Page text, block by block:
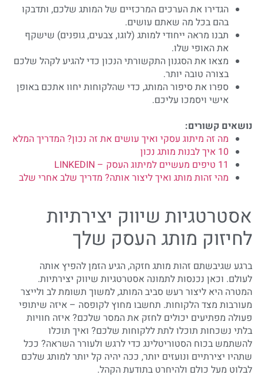
הגדירו את הערכים המרכזיים של המותג שלכם, ותדבקו
בהם בכל מה שאתם עושים.
תבנו מראה ייחודי למותג (לוגו, צבעים, גופנים) שישקף
את האופי שלו.
מצאו את הסגנון התקשורתי הנכון כדי להגיע לקהל שלכם
בצורה טובה יותר.
ספרו את סיפור המותג, כדי שהלקוחות יחוו אתכם באופן
אישי ויסמכו עליכם.
נושאים קשורים:
מה זה מיתוג עסקי ואיך עושים את זה נכון? המדריך המלא
10 איך לבנות מותג נכון
11 טיפים מעשיים למיתוג העסק – LINKEDIN
מהי זהות מותג ואיך ליצור אותה? מדריך שלב אחרי שלב
אסטרטגיות שיווק יצירתיות
לחיזוק מותג העסק שלך
ברגע שגיבשתם זהות מותג חזקה, הגיע הזמן להפיץ אותה
לעולם. וכאן נכנסות לתמונה אסטרטגיות שיווק יצירתיות.
המטרה היא ליצור רעש סביב המותג, למשוך תשומת לב ולייצר
מעורבות מצד הלקוחות. תחשבו מחוץ לקופסה – איזה שיתופי
פעולה מפתיעים יכולים לחזק את המסר שלכם? איזה חוויות
בלתי נשכחות תוכלו לתת ללקוחות שלכם? ואיך תוכלו
להשתמש בכוח הסטוריטלינג כדי לרגש ולעורר השראה? ככל
שתהיו יצירתיים ונועזים יותר, ככה יהיה קל יותר למותג שלכם
לבלוט מעל כולם ולהיחרט בתודעת הקהל.